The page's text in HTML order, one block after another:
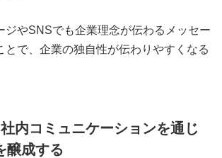
ジやSNSでも企業理念が伝わるメッセー
とで、企業の独自性が伝わりやすくなる
内コミュニケーションを通じ
醸成する